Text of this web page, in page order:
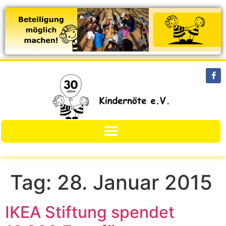
Tag: 28. Januar 2015
IKEA Stiftung spendet